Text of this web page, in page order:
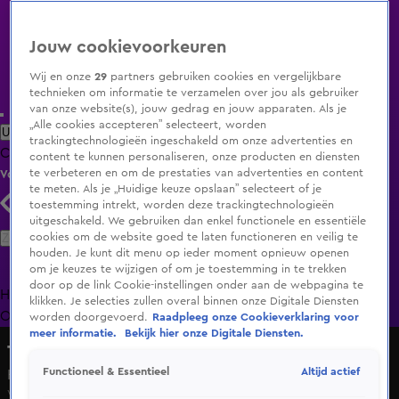
Uitzending Gemist Populaire programma's Zenders Genres
ClipsFilmsRadioSmart TV inlogShop
Volg KIJK
Zoeken
HomeUitzending Gemist Programma's De Bondgenoten
OranjezomerLivestreamsShop
The Moneymakers
Hermina wil matras uitproberen met hotelmedewerker
Vr 29 mei, 13:52
Jouw cookievoorkeuren
Wij en onze29 partners gebruiken cookies en vergelijkbare
technieken om informatie te verzamelen over jou als gebruiker
van onze website(s), jouw gedrag en jouw apparaten. Als je
„Alle cookies accepteren” selecteert, worden
trackingtechnologieën ingeschakeld om onze advertenties en
content te kunnen personaliseren, onze producten en diensten
te verbeteren en om de prestaties van advertenties en content
te meten. Als je „Huidige keuze opslaan” selecteert of je
toestemming intrekt, worden deze trackingtechnologieën
uitgeschakeld. We gebruiken dan enkel functionele en essentiële
cookies om de website goed te laten functioneren en veilig te
houden. Je kunt dit menu op ieder moment opnieuw openen
om je keuzes te wijzigen of om je toestemming in te trekken
door op de link Cookie-instellingen onder aan de webpagina te
klikken. Je selecties zullen overal binnen onze Digitale Diensten
worden doorgevoerd.
Raadpleeg onze Cookieverklaring voor
meer informatie.
Bekijk hier onze Digitale Diensten.
Functioneel & Essentieel Altijd actief